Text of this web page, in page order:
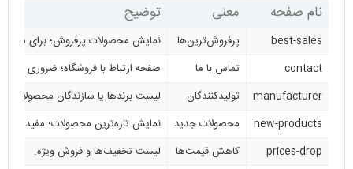
نام صفحه معنی توضیح
best-sales پرفروش‌ترین‌ها
نمایش محصولات پرفروش؛ برای سئو
contact
تماس با ما
صفحه ارتباط با فروشگاه؛ ضروری و
manufacturer
تولیدکنندگان
لیست برندها یا سازندگان محصولات.
new-products
محصولات جدید
نمایش تازه‌ترین محصولات؛ مفید برای
prices-drop
کاهش قیمت‌ها
لیست تخفیف‌ها و فروش ویژه.